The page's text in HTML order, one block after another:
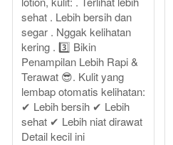
sehat . Lebih bersih dan
segar . Nggak kelihatan
kering . 3️⃣ Bikin
Penampilan Lebih Rapi &
Terawat 😎. Kulit yang
lembap otomatis kelihatan:
✔ Lebih bersih ✔ Lebih
sehat ✔ Lebih niat dirawat
Detail kecil ini